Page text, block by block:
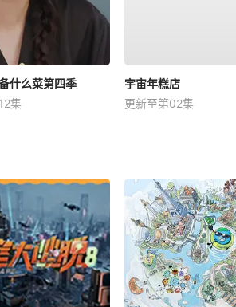
什么菜第四季
集
宇宙年糕店
更新至第02集